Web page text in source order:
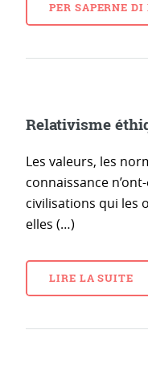
PER SAPERNE DI
Relativisme
Les valeurs, les
connaissance
civilisations qui les
elles (…)
LIRE LA SUITE